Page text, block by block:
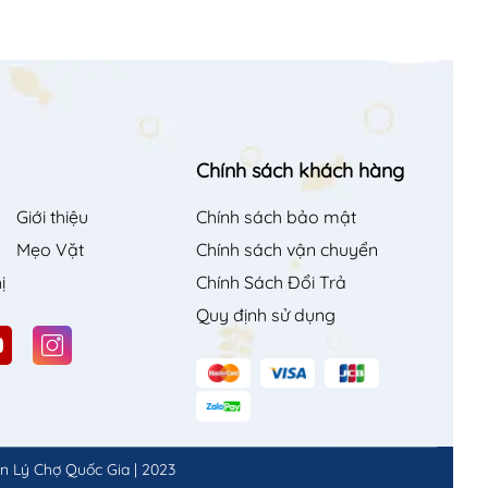
Giới thiệu
Mẹo Vặt
Chính sách khách hàng
Chính sách bảo mật
Chính sách vận chuyển
Chính Sách Đổi Trả
Quy định sử dụng
Lý Chợ Quốc Gia | 2023